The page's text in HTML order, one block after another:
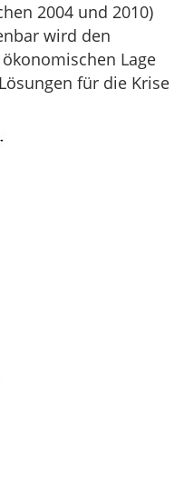
2004 und 2010)
wird den
Lage
für die Krise